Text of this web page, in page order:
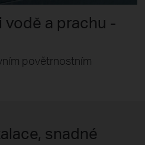
a prachu -
povětrnostním
snadné